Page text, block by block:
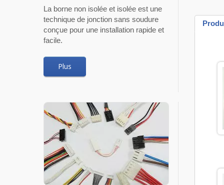
La borne non isolée et isolée est une
technique de jonction sans soudure
conçue pour une installation rapide et
facile.
Plus